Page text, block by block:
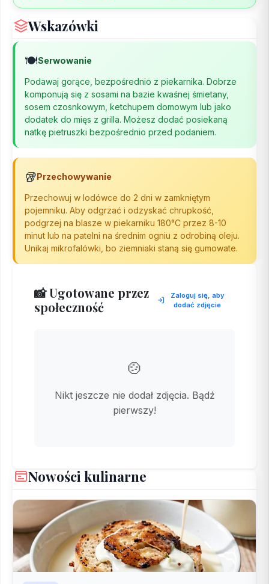
Wskazówki
🍽️Serwowanie
Podawaj gorące, bezpośrednio z piekarnika. Dobrze
komponują się z sosami na bazie kwaśnej śmietany,
sosem czosnkowym, ketchupem domowym lub jako
dodatek do mięs z grilla. Możesz dodać posiekaną
natkę pietruszki bezpośrednio przed podaniem.
🥡Przechowywanie
Przechowuj w lodówce do 2 dni w zamkniętym
pojemniku. Aby odgrzać i odzyskać chrupkość,
podgrzej na blasze w piekarniku 180°C przez 8-10
minut lub na patelni na średnim ogniu z odrobiną oleju.
Unikaj mikrofalówki, bo ziemniaki staną się gumowate.
📸 Ugotowane przez
społeczność
Zaloguj się, aby
dodać zdjęcie
🍲
Nikt jeszcze nie dodał zdjęcia. Bądź
pierwszy!
Nowości kulinarne